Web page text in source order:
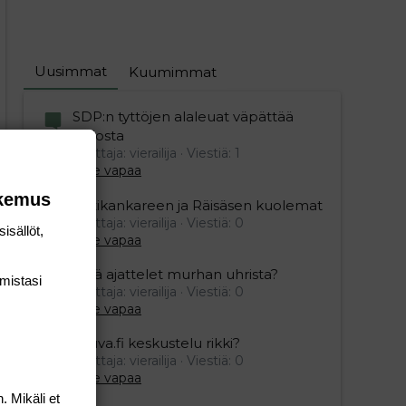
Uusimmat Kuumimmat
SDP:n tyttöjen alaleuat väpättää
pelosta
Aloittaja: vierailija
Viestiä: 1
Aihe vapaa
Ristikankareen ja Räisäsen kuolemat
Aloittaja: vierailija
Viestiä: 0
Aihe vapaa
Mitä ajattelet murhan uhrista?
Aloittaja: vierailija
Viestiä: 0
Aihe vapaa
Vauva.fi keskustelu rikki?
Aloittaja: vierailija
Viestiä: 0
Aihe vapaa
Mikäli et